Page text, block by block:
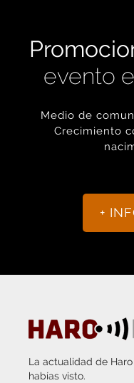
evento
Medio de
Crecimiento
+
La actualidad de
habías visto.